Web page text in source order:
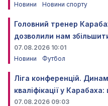
Новини
Новини спорту
Головний тренер
дозволили нам
07.08.2026 10:01
Новини
Футбол
Ліга конференцій.
кваліфікації у
07.08.2026 09:03